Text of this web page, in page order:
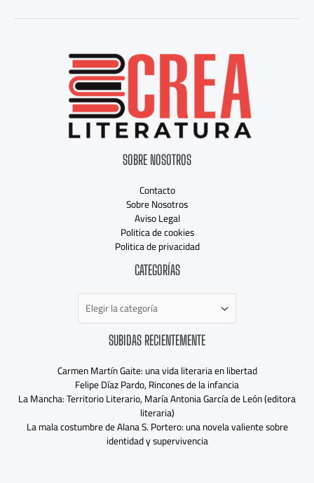
SOBRE NOSOTROS
Contacto
Sobre Nosotros
Aviso Legal
Politica de cookies
Politica de privacidad
CATEGORÍAS
SUBIDAS RECIENTEMENTE
Carmen Martín Gaite: una vida literaria en libertad
Felipe Díaz Pardo, Rincones de la infancia
La Mancha: Territorio Literario, María Antonia García de León (editora
literaria)
La mala costumbre de Alana S. Portero: una novela valiente sobre
identidad y supervivencia